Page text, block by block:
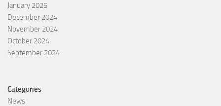
January 2025
December 2024
November 2024
October 2024
September 2024
Categories
News